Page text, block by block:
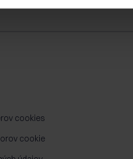
cookies
cookie